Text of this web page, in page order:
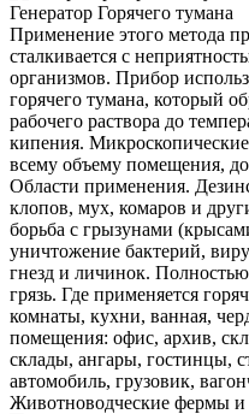
Генератор Горячего тумана
Применение этого метода
сталкивается с
организмов. Прибор
горячего тумана, который
рабочего раствора до
кипения.
всему объему помещения,
Области применения.
клопов, мух, комаров и
борьба с грызунами
уничтожение бактерий,
гнезд и личинок.
грязь. Где применяется
комнаты, кухни, ванная,
помещения: офис, архив,
склады, ангары, гостинцы,
автомобиль, грузовик,
Животноводческие фермы и